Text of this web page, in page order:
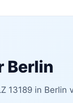
Berlin
13189 in Berlin